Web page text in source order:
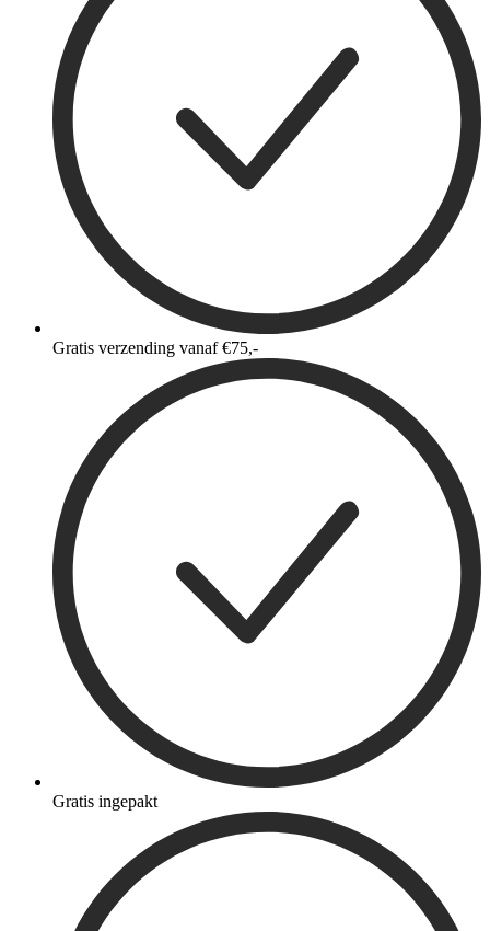
Gratis verzending vanaf €75,-
Gratis ingepakt